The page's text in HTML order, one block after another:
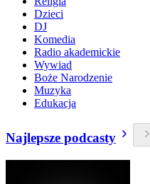
Dzieci
DJ
Komedia
Radio akademickie
Wywiad
Boże Narodzenie
Muzyka
Edukacja
Najlepsze podcasty